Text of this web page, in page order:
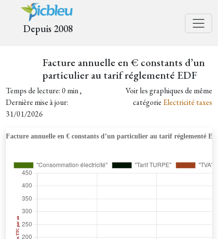
Depuis 2008
Facture annuelle en € constants d’un
particulier au tarif réglementé EDF
Temps de lecture: 0 min ,
Dernière mise à jour:
31/01/2026
Voir les graphiques de même
catégorie Electricité taxes